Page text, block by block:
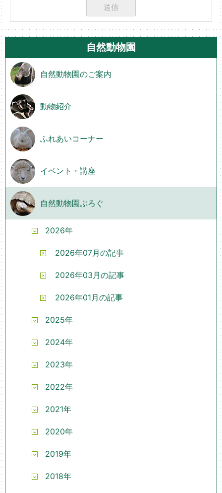
自然動物園
自然動物園のご案内
動物紹介
ふれあいコーナー
イベント・講座
自然動物園ぶろぐ
2026年
2026年07月の記事
2026年03月の記事
2026年01月の記事
2025年
2024年
2023年
2022年
2021年
2020年
2019年
2018年